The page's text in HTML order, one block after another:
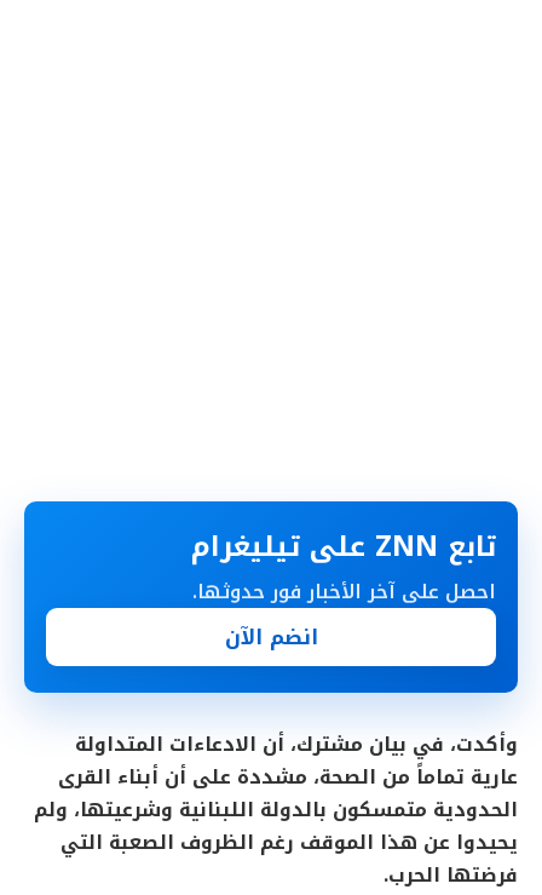
تابع ZNN على تيليغرام
احصل على آخر الأخبار فور حدوثها.
انضم الآن
وأكدت، في بيان مشترك، أن الادعاءات المتداولة
عارية تماماً من الصحة، مشددة على أن أبناء القرى
الحدودية متمسكون بالدولة اللبنانية وشرعيتها، ولم
يحيدوا عن هذا الموقف رغم الظروف الصعبة التي
فرضتها الحرب.